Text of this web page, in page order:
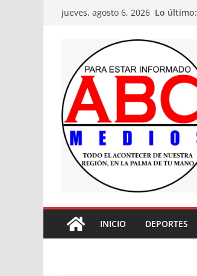
Saltarjueves, agosto 6, 2026 Lo último:
INICIO DEPORTES